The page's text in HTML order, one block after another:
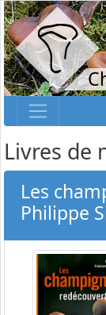
Livres de
Les
Philippe